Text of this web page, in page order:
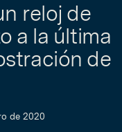
reloj de
a la última
de
de 2020